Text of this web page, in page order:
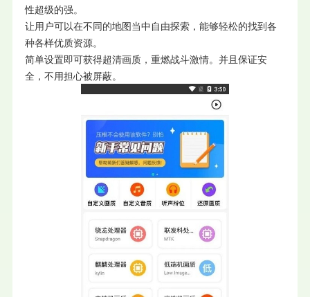
性超级的强。
让用户可以在不同的地图当中自由探索，能够轻松的找到各
种各样优质资源。
简单设置即可获得超清画质，重燃战斗激情。并且保证安
全，不用担心被屏蔽。